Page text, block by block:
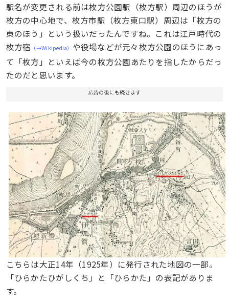
駅名が変更される前は枚方公園駅（枚方駅）周辺のほうが
枚方の中心地で、枚方市駅（枚方東口駅）周辺は「枚方の
東のほう」という扱いだったんですね。これは江戸時代の
枚方宿 （→Wikipedia） や役場などが元々枚方公園のほうにあっ
て「枚方」といえば今の枚方公園あたりを指したからだっ
たのだと思います。
広告の後にも続きます
こちらは大正14年（1925年）に発行された地図の一部。
「ひらかたひがしくち」と「ひらかた」の表記がありま
す。